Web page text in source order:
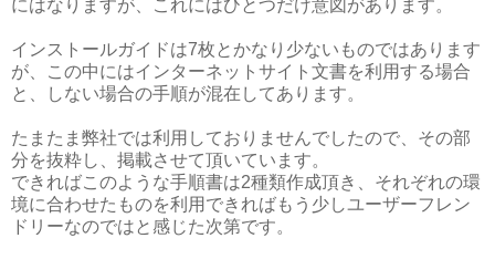
にはなりますが、これにはひとつだけ意図があります。
インストールガイドは7枚とかなり少ないものではあります
が、この中にはインターネットサイト文書を利用する場合
と、しない場合の手順が混在してあります。
たまたま弊社では利用しておりませんでしたので、その部
分を抜粋し、掲載させて頂いています。
できればこのような手順書は2種類作成頂き、それぞれの環
境に合わせたものを利用できればもう少しユーザーフレン
ドリーなのではと感じた次第です。